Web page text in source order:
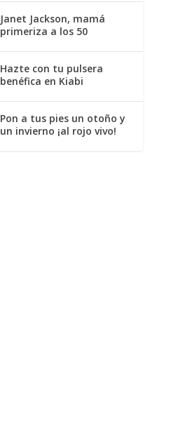
Janet Jackson, mamá
primeriza a los 50
Hazte con tu pulsera
benéfica en Kiabi
Pon a tus pies un otoño y
un invierno ¡al rojo vivo!